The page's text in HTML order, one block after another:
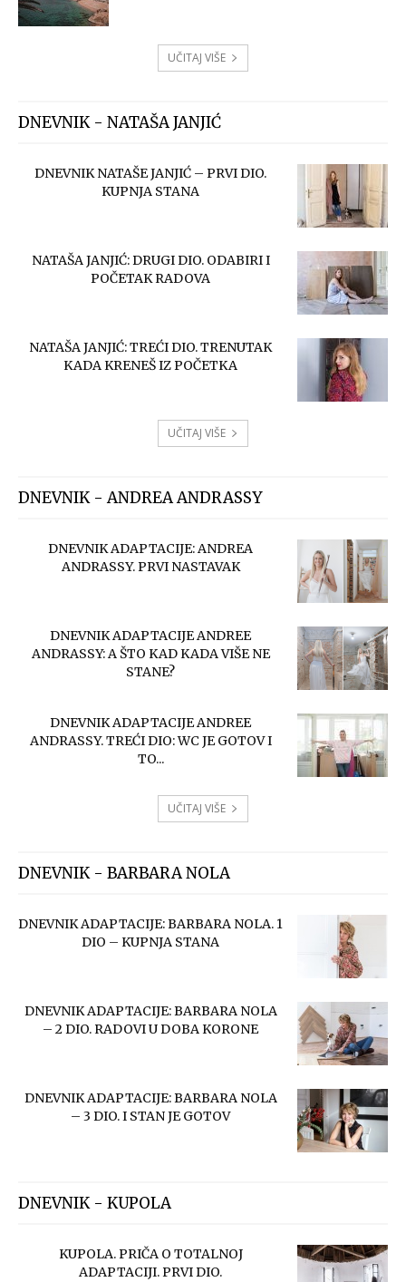
UČITAJ VIŠE
DNEVNIK - NATAŠA JANJIĆ
DNEVNIK NATAŠE JANJIĆ – PRVI DIO.
KUPNJA STANA
NATAŠA JANJIĆ: DRUGI DIO. ODABIRI I
POČETAK RADOVA
NATAŠA JANJIĆ: TREĆI DIO. TRENUTAK
KADA KRENEŠ IZ POČETKA
UČITAJ VIŠE
DNEVNIK - ANDREA ANDRASSY
DNEVNIK ADAPTACIJE: ANDREA
ANDRASSY. PRVI NASTAVAK
DNEVNIK ADAPTACIJE ANDREE
ANDRASSY: A ŠTO KAD KADA VIŠE NE
STANE?
DNEVNIK ADAPTACIJE ANDREE
ANDRASSY. TREĆI DIO: WC JE GOTOV I
TO...
UČITAJ VIŠE
DNEVNIK - BARBARA NOLA
DNEVNIK ADAPTACIJE: BARBARA NOLA. 1
DIO – KUPNJA STANA
DNEVNIK ADAPTACIJE: BARBARA NOLA
– 2 DIO. RADOVI U DOBA KORONE
DNEVNIK ADAPTACIJE: BARBARA NOLA
– 3 DIO. I STAN JE GOTOV
DNEVNIK - KUPOLA
KUPOLA. PRIČA O TOTALNOJ
ADAPTACIJI. PRVI DIO.